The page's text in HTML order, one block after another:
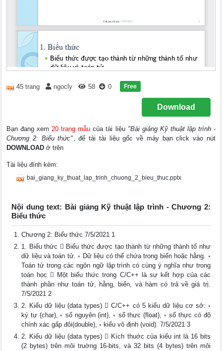
45 trang ngocly 58 0 Free
Download
Bạn đang xem20 trang mẫu của tài liệu "Bài giảng Kỹ thuật lập trình -
Chương 2: Biểu thức", để tải tài liệu gốc về máy bạn click vào nút
DOWNLOAD ở trên
Tài liệu đính kèm:
bai_giang_ky_thuat_lap_trinh_chuong_2_bieu_thuc.pptx
Nội dung text: Bài giảng Kỹ thuật lập trình - Chương 2:
Biểu thức
Chương 2: Biểu thức 7/5/2021 1
1. Biểu thức  Biểu thức được tạo thành từ những thành tố như
dữ liệu và toán tử. ◦ Dữ liệu có thể chứa trong biến hoặc hằng. ◦
Toán tử trong các ngôn ngữ lập trình có cùng ý nghĩa như trong
toán học  Một biểu thức trong C/C++ là sự kết hợp của các
thành phần như toán tử, hằng, biến, và hàm có trả về giá trị.
7/5/2021 2
2. Kiểu dữ liệu (data types)  C/C++ có 5 kiểu dữ liệu cơ sở: ◦
ký tự (char), ◦ số nguyên (int), ◦ số thực (float), ◦ số thực có độ
chính xác gấp đôi(double), ◦ kiểu vô định (void). 7/5/2021 3
2. Kiểu dữ liệu (data types)  Kích thuớc của kiểu int là 16 bits
(2 bytes) trên môi truờng 16-bits, và 32 bits (4 bytes) trên môi